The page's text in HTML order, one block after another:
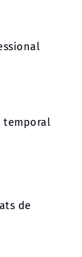
temporal
de